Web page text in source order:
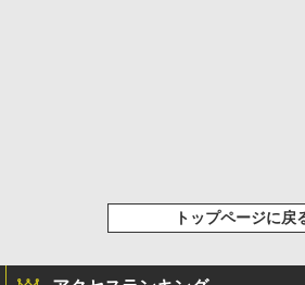
トップページに戻